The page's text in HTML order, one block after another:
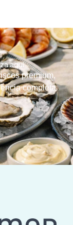
aquí.
premium,
completa.